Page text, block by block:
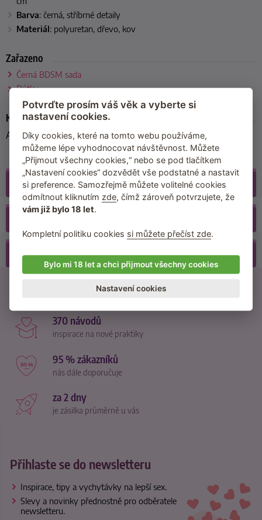
Barva: černá, stříbrné detaily
Materiál: polyuretan, dřevo, kov
Zařazeno
Černá BDSM sada
Důtky
Kód produktu
A5872
Galerie(6)
Příslušenství
21500 recenzí
370 návodů
inspirace na nové praktiky
95 % zákazníků
nás dále doporučuje
za 2 dny
je zásilka průměrně u vás
Přihlaste se do newsletteru
Inspirace, tipy a vychytávky na lepší sex.
Slevy a novinky přednostně pro odběratele
newsletteru.
Potvrďte prosím váš věk a vyberte si
nastavení cookies.
Díky cookies, které na tomto webu používáme,
můžeme lépe vyhodnocovat návštěvnost. Můžete
„Přijmout všechny cookies,“ nebo se pod tlačítkem
„Nastavení cookies“ dozvědět vše podstatné a nastavit
si preference. Samozřejmě můžete volitelné cookies
odmítnout kliknutím zde, čímž zároveň potvrzujete, že
vám již bylo 18 let.
Kompletní politiku cookies si můžete přečíst zde.
Bylo mi 18 let a chci přijmout všechny cookies
Nastavení cookies